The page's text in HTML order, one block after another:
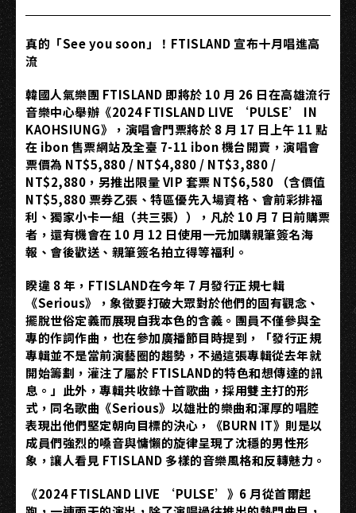
真的「See you soon」！FTISLAND 宣布十月唱進高
流
韓國人氣樂團 FTISLAND 即將於 10 月 26 日在高雄流行
音樂中心舉辦《2024 FTISLAND LIVE ‘PULSE’ IN
KAOHSIUNG》，演唱會門票將於 8 月 17 日上午 11 點
在 ibon 售票網站及全臺 7-11 ibon 機台開賣，演唱會
票價為 NT$5,880 / NT$4,880 / NT$3,880 /
NT$2,880，另推出限量 VIP 套票 NT$6,580 （含價值
NT$5,880 票券乙張、特區優先入場資格、會前彩排福
利、獨家小卡一組（共三張）），凡於 10 月 7 日前購票
者，還有機會在 10 月 12 日使用一元加購親筆簽名海
報、會後歡送、親筆簽名拍立得等福利。
睽違 8 年，FTISLAND在今年 7 月發行正規七輯
《Serious》，象徵要打破大眾對於他們的固有觀念、
擺脫世俗定義而展現自我本色的含義。團員不僅參與全
專的作詞作曲，也在參加廣播節目時提到，「發行正規
專輯並不是當前演藝圈的趨勢，不過這張專輯從去年就
開始籌劃，灌注了屬於 FTISLAND的特色和想傳達的訊
息。」此外，專輯共收錄十首歌曲，採用雙主打的形
式，同名歌曲《Serious》以雄壯的樂曲和渾厚的唱腔
表現出他們堅定朝向目標的決心，《BURN IT》則是以
成員們強烈的嗓音與慵懶的旋律呈現了沈穩的男性形
象，讓人看見 FTISLAND 多樣的音樂風格和反轉魅力。
《2024 FTISLAND LIVE ‘PULSE’》6 月從首爾起